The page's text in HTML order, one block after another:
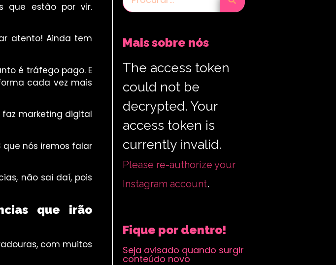
que estão por vir.
atento! Ainda tem
é tráfego pago. E
cada vez mais
marketing digital
que nós iremos falar
não sai daí, pois
que irão
com muitos
Mais sobre nós
The access token
could not be
decrypted. Your
access token is
currently invalid.
Please re-authorize your
Instagram account.
Fique por dentro!
Seja avisado quando surgir
conteúdo novo